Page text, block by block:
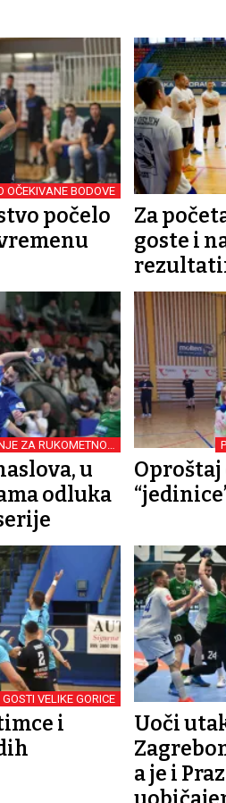
OČEKIVANE BODOVE
počelo
Za
goste i
ZA RUKOMETNOG
PRVAKA HRVATSKE
u
odluka
VELIKE GORICE
i
Uoči
a je i